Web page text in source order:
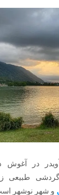
در آغوش
طبیعی
و شهر نوشهر